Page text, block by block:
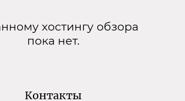
хостингу обзора
пока нет.
Контакты